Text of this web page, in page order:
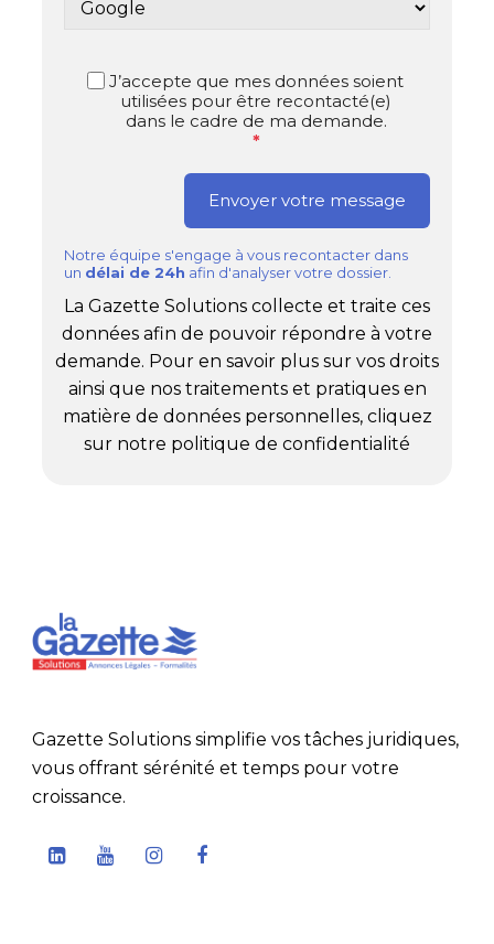
J’accepte que mes données soient
utilisées pour être recontacté(e)
dans le cadre de ma demande.
*
Notre équipe s'engage à vous recontacter dans
un délai de 24h afin d'analyser votre dossier.
La Gazette Solutions collecte et traite ces
données afin de pouvoir répondre à votre
demande. Pour en savoir plus sur vos droits
ainsi que nos traitements et pratiques en
matière de données personnelles, cliquez
sur notre politique de confidentialité
Gazette Solutions simplifie vos tâches juridiques,
vous offrant sérénité et temps pour votre
croissance.